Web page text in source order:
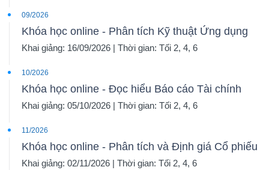
09/2026
Khóa học online - Phân tích Kỹ thuật Ứng dụng
Khai giảng: 16/09/2026 | Thời gian: Tối 2, 4, 6
10/2026
Khóa học online - Đọc hiểu Báo cáo Tài chính
Khai giảng: 05/10/2026 | Thời gian: Tối 2, 4, 6
11/2026
Khóa học online - Phân tích và Định giá Cổ phiếu
Khai giảng: 02/11/2026 | Thời gian: Tối 2, 4, 6